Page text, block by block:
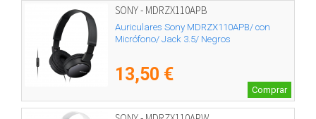
SONY - MDRZX110APB
Auriculares Sony MDRZX110APB/ con
Micrófono/ Jack 3.5/ Negros
13,50 €
Comprar